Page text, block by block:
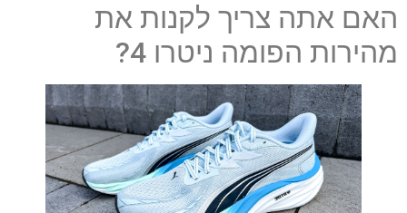
האם אתה צריך לקנות את
מהירות הפומה ניטרו 4?